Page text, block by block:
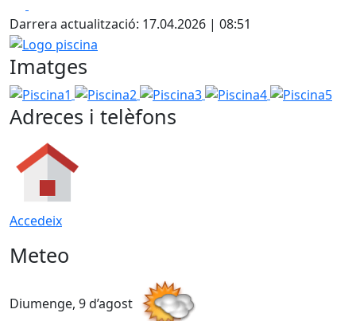
Darrera actualització: 17.04.2026 | 08:51
Logo piscina
Imatges
Piscina1 Piscina2 Piscina3 Piscina4 Piscina5
Adreces i telèfons
Accedeix
Meteo
Diumenge, 9 d’agost